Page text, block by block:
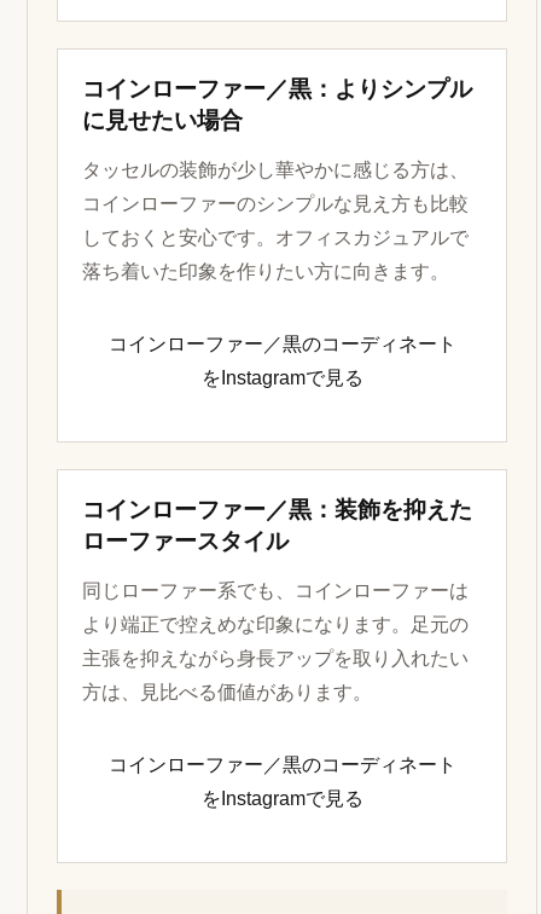
コインローファー／黒：よりシンプル
に見せたい場合
タッセルの装飾が少し華やかに感じる方は、
コインローファーのシンプルな見え方も比較
しておくと安心です。オフィスカジュアルで
落ち着いた印象を作りたい方に向きます。
コインローファー／黒のコーディネート
をInstagramで見る
コインローファー／黒：装飾を抑えた
ローファースタイル
同じローファー系でも、コインローファーは
より端正で控えめな印象になります。足元の
主張を抑えながら身長アップを取り入れたい
方は、見比べる価値があります。
コインローファー／黒のコーディネート
をInstagramで見る